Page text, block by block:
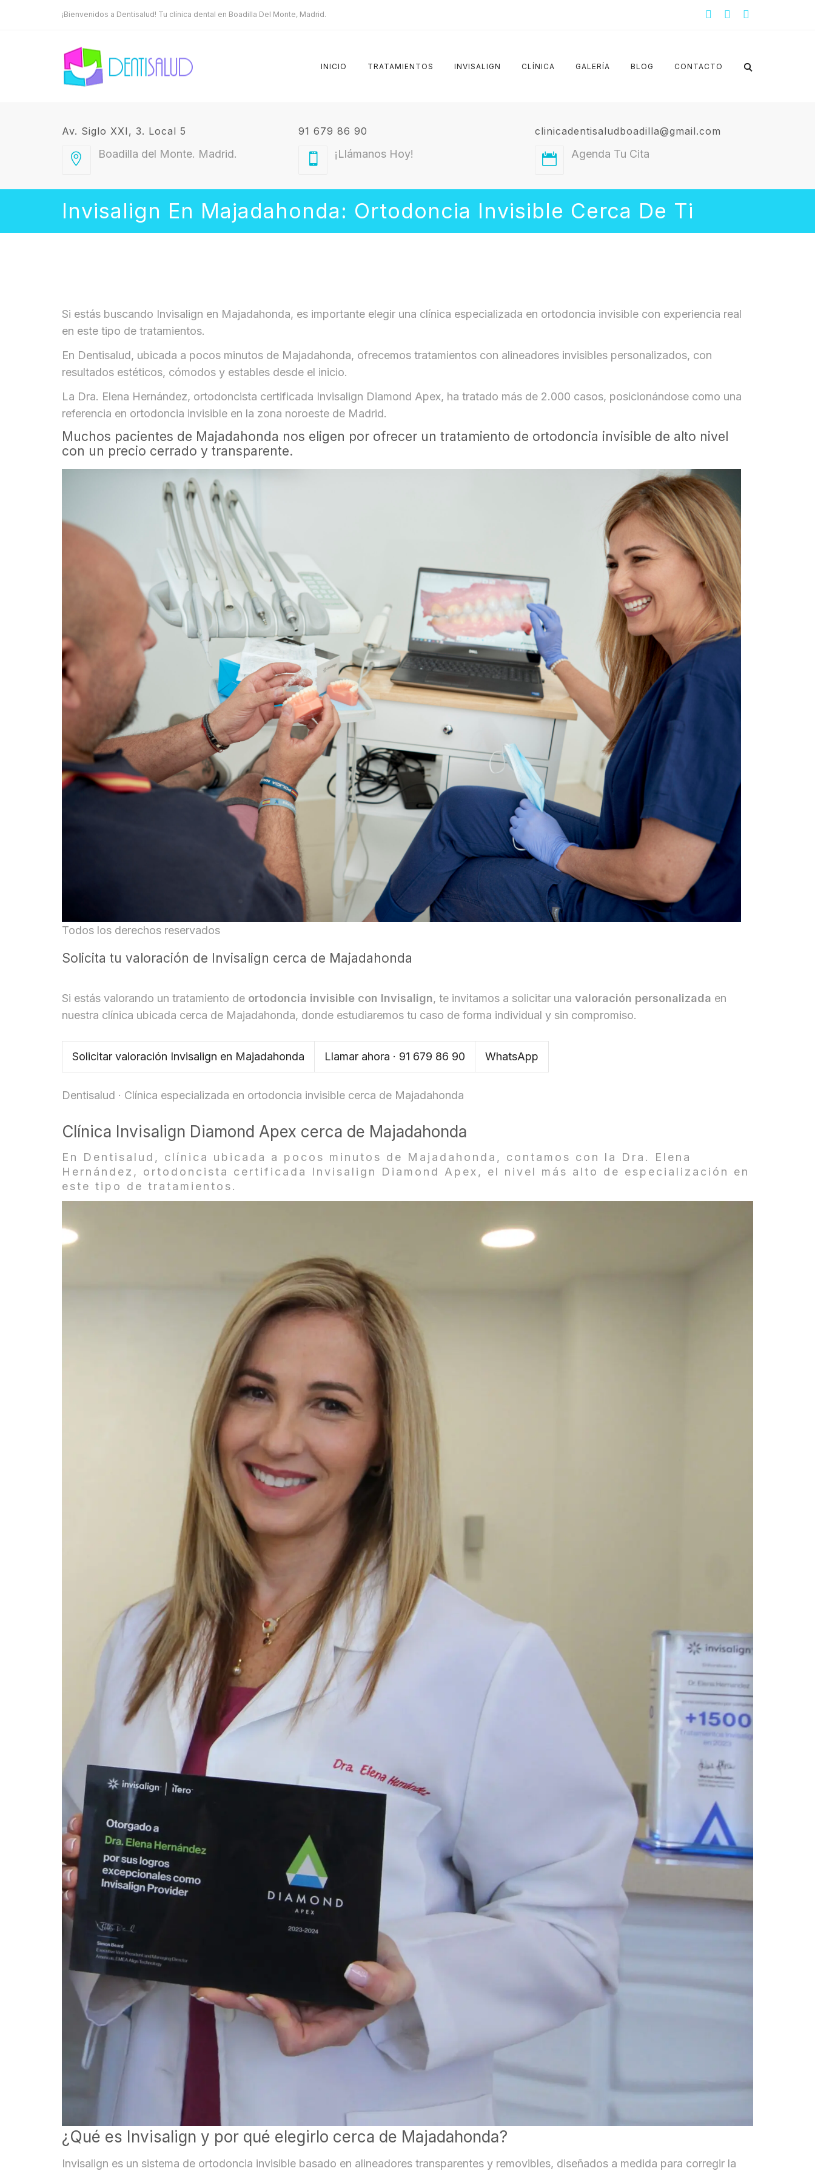
¡Bienvenidos a Dentisalud! Tu clínica dental en Boadilla Del Monte, Madrid.
INICIO TRATAMIENTOS INVISALIGN CLÍNICA GALERÍA BLOG CONTACTO
Av. Siglo XXI, 3. Local 5
Boadilla del Monte. Madrid.
91 679 86 90
¡Llámanos Hoy!
clinicadentisaludboadilla@gmail.com
Agenda Tu Cita
Invisalign En Majadahonda: Ortodoncia Invisible Cerca De Ti
Si estás buscando Invisalign en Majadahonda, es importante elegir una clínica especializada en ortodoncia invisible con experiencia real
en este tipo de tratamientos.
En Dentisalud, ubicada a pocos minutos de Majadahonda, ofrecemos tratamientos con alineadores invisibles personalizados, con
resultados estéticos, cómodos y estables desde el inicio.
La Dra. Elena Hernández, ortodoncista certificada Invisalign Diamond Apex, ha tratado más de 2.000 casos, posicionándose como una
referencia en ortodoncia invisible en la zona noroeste de Madrid.
Muchos pacientes de Majadahonda nos eligen por ofrecer un tratamiento de ortodoncia invisible de alto nivel
con un precio cerrado y transparente.
Todos los derechos reservados
Solicita tu valoración de Invisalign cerca de Majadahonda
Si estás valorando un tratamiento de ortodoncia invisible con Invisalign, te invitamos a solicitar una valoración personalizada en
nuestra clínica ubicada cerca de Majadahonda, donde estudiaremos tu caso de forma individual y sin compromiso.
Solicitar valoración Invisalign en Majadahonda Llamar ahora · 91 679 86 90 WhatsApp
Dentisalud · Clínica especializada en ortodoncia invisible cerca de Majadahonda
Clínica Invisalign Diamond Apex cerca de Majadahonda
En Dentisalud, clínica ubicada a pocos minutos de Majadahonda, contamos con la Dra. Elena
Hernández, ortodoncista certificada Invisalign Diamond Apex, el nivel más alto de especialización en
este tipo de tratamientos.
¿Qué es Invisalign y por qué elegirlo cerca de Majadahonda?
Invisalign es un sistema de ortodoncia invisible basado en alineadores transparentes y removibles, diseñados a medida para corregir la